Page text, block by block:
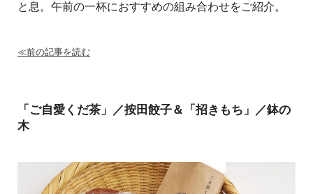
と息。午前の一杯におすすめの組み合わせをご紹介。
≪前の記事を読む
「ご自愛くだ茶」／按田餃子＆「招きもち」／鉢の
木